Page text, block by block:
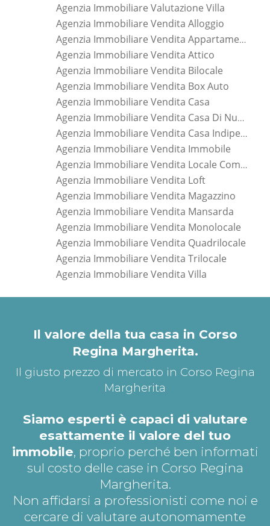
Agenzia Immobiliare Valutazione Villa
Agenzia Immobiliare Vendita Alloggio
Agenzia Immobiliare Vendita Appartamento
Agenzia Immobiliare Vendita Attico
Agenzia Immobiliare Vendita Bilocale
Agenzia Immobiliare Vendita Box Auto
Agenzia Immobiliare Vendita Casa
Agenzia Immobiliare Vendita Casa Di Nuova Costruzione
Agenzia Immobiliare Vendita Casa Indipendente
Agenzia Immobiliare Vendita Immobile
Agenzia Immobiliare Vendita Locale Commerciale
Agenzia Immobiliare Vendita Loft
Agenzia Immobiliare Vendita Magazzino
Agenzia Immobiliare Vendita Mansarda
Agenzia Immobiliare Vendita Monolocale
Agenzia Immobiliare Vendita Quadrilocale
Agenzia Immobiliare Vendita Trilocale
Agenzia Immobiliare Vendita Villa
Il valore della tua casa in Corso
Regina Margherita.
Il giusto prezzo di mercato in Corso Regina
Margherita
Siamo esperti è capaci di valutare
esattamente il valore del tuo
immobile, proprio perché ben informati
sul costo delle case in Corso Regina
Margherita.
Non affidarsi a professionisti come noi e
cercare di valutare autonomamente